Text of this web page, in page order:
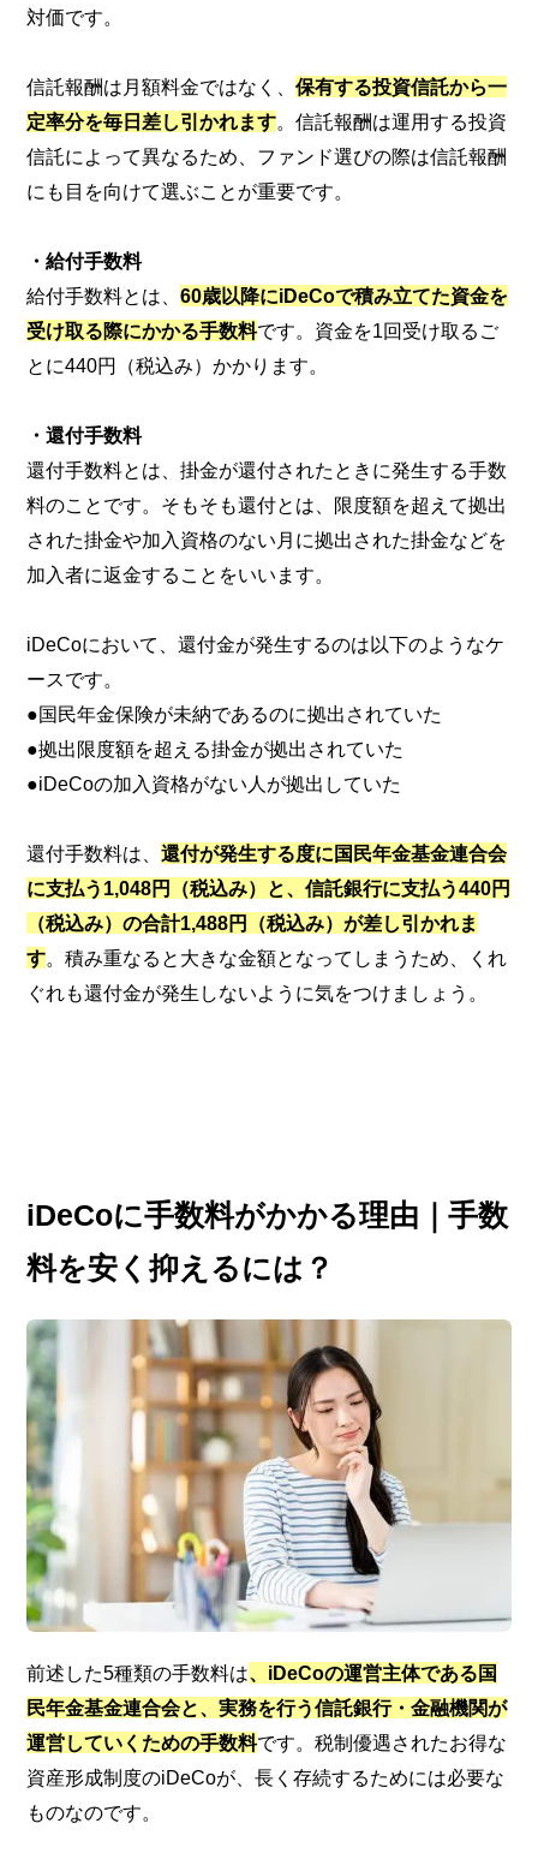
対価です。
信託報酬は月額料金ではなく、保有する投資信託から一
定率分を毎日差し引かれます。信託報酬は運用する投資
信託によって異なるため、ファンド選びの際は信託報酬
にも目を向けて選ぶことが重要です。
・給付手数料
給付手数料とは、60歳以降にiDeCoで積み立てた資金を
受け取る際にかかる手数料です。資金を1回受け取るご
とに440円（税込み）かかります。
・還付手数料
還付手数料とは、掛金が還付されたときに発生する手数
料のことです。そもそも還付とは、限度額を超えて拠出
された掛金や加入資格のない月に拠出された掛金などを
加入者に返金することをいいます。
iDeCoにおいて、還付金が発生するのは以下のようなケ
ースです。
●国民年金保険が未納であるのに拠出されていた
●拠出限度額を超える掛金が拠出されていた
●iDeCoの加入資格がない人が拠出していた
還付手数料は、還付が発生する度に国民年金基金連合会
に支払う1,048円（税込み）と、信託銀行に支払う440円
（税込み）の合計1,488円（税込み）が差し引かれま
す。積み重なると大きな金額となってしまうため、くれ
ぐれも還付金が発生しないように気をつけましょう。
iDeCoに手数料がかかる理由｜手数
料を安く抑えるには？
前述した5種類の手数料は、iDeCoの運営主体である国
民年金基金連合会と、実務を行う信託銀行・金融機関が
運営していくための手数料です。税制優遇されたお得な
資産形成制度のiDeCoが、長く存続するためには必要な
ものなのです。